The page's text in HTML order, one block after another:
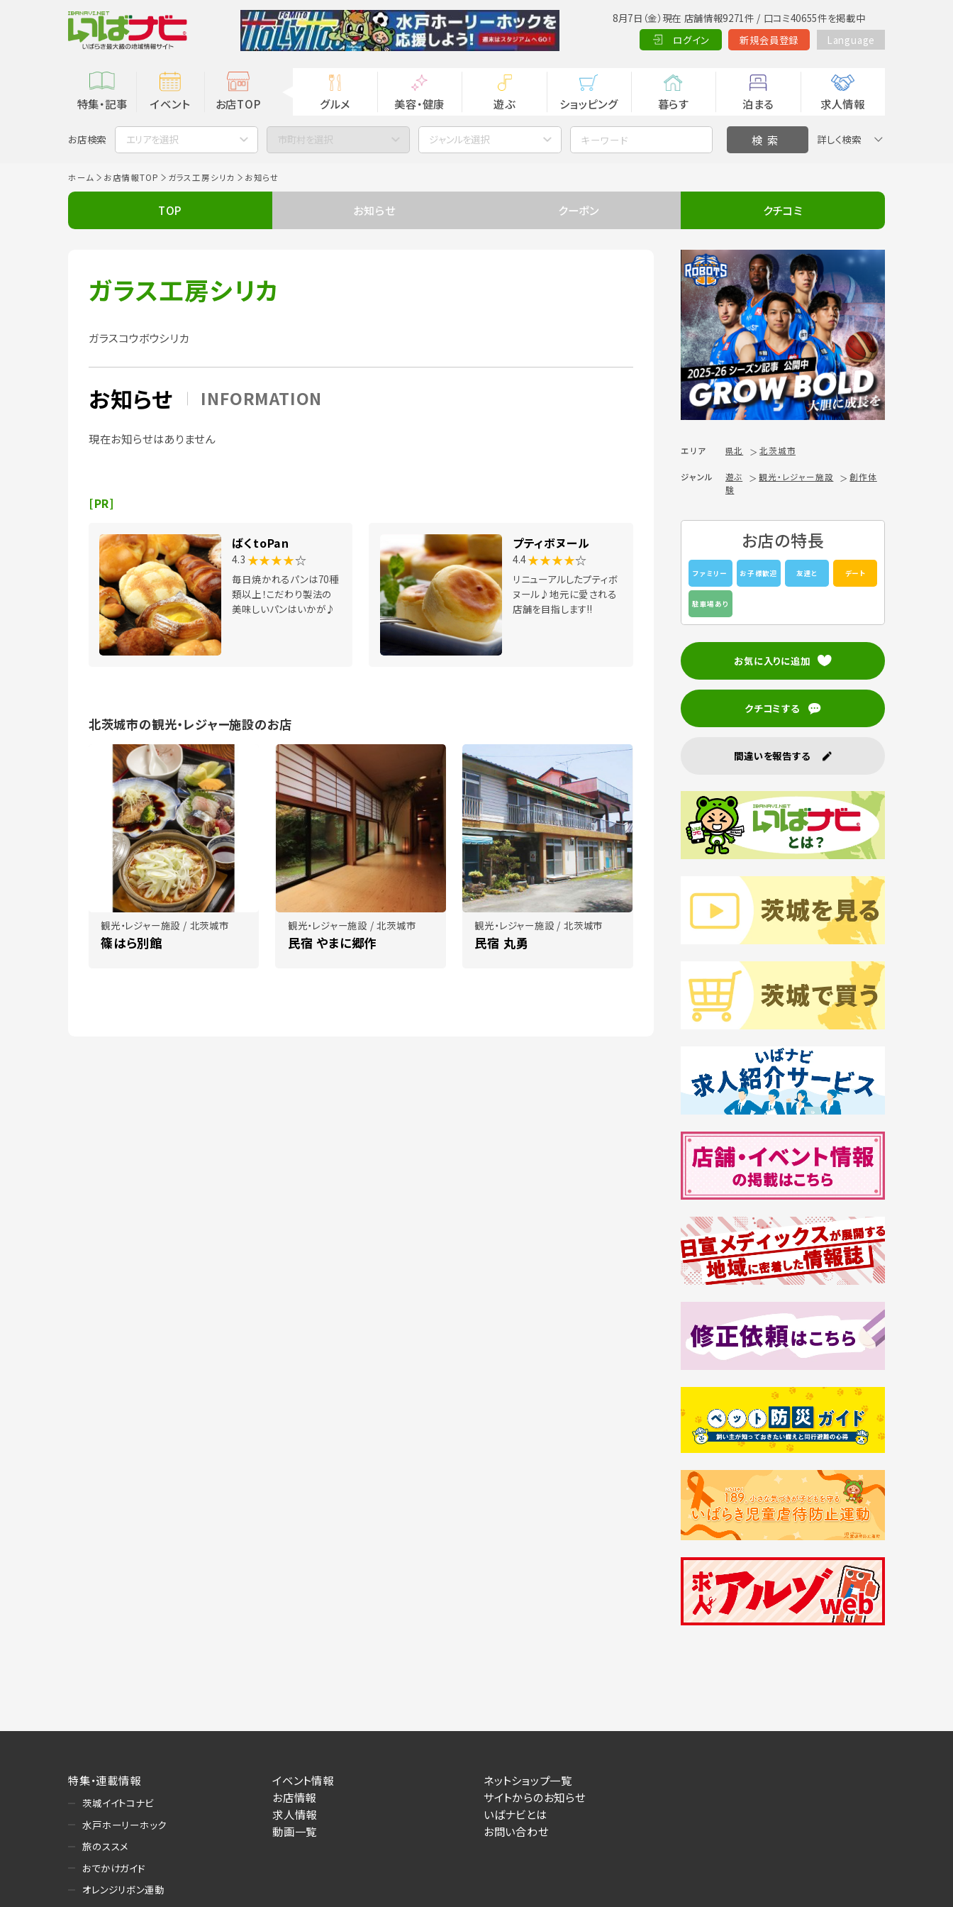
8月7日（金）現在 店舗情報9271件 / 口コミ40655件を掲載中
ログイン
新規会員登録 Language
特集・記事 イベント お店TOP グルメ 美容・健康 遊ぶ ショッピング 暮らす 泊まる 求人情報
お店検索 エリアを選択 市町村を選択 ジャンルを選択 詳しく検索
ホーム お店情報TOP ガラス工房シリカ お知らせ
TOP お知らせ クーポン クチコミ
ガラス工房シリカ
ガラスコウボウシリカ
お知らせ INFORMATION
現在お知らせはありません
[PR]
ばくtoPan
4.3 ★★★★☆
毎日焼かれるパンは70種
類以上！こだわり製法の
美味しいパンはいかが♪
プティボヌール
4.4★★★★☆
リニューアルしたプティボ
ヌール♪地元に愛される
店舗を目指します!!
北茨城市の観光・レジャー施設のお店
観光・レジャー施設 / 北茨城市
篠はら別館
観光・レジャー施設 / 北茨城市
民宿 やまに郷作
観光・レジャー施設 / 北茨城市
民宿 丸勇
エリア 県北 北茨城市
ジャンル 遊ぶ 観光・レジャー施設
創作体
験
お店の特長
ファミリー お子様歓迎 友達と デート
駐車場あり
お気に入りに追加
クチコミする
間違いを報告する
特集・連載情報
茨城イイトコナビ
水戸ホーリーホック
旅のススメ
おでかけガイド
オレンジリボン運動
イベント情報
お店情報
求人情報
動画一覧
ネットショップ一覧
サイトからのお知らせ
いばナビとは
お問い合わせ